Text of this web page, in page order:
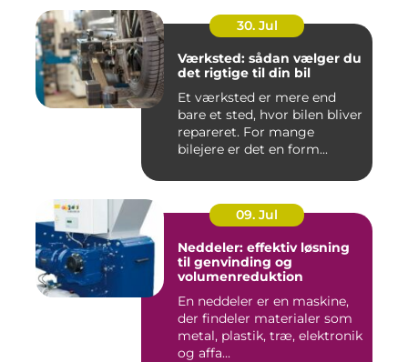
30. Jul
Værksted: sådan vælger du
det rigtige til din bil
Et værksted er mere end
bare et sted, hvor bilen bliver
repareret. For mange
bilejere er det en form...
09. Jul
Neddeler: effektiv løsning
til genvinding og
volumenreduktion
En neddeler er en maskine,
der findeler materialer som
metal, plastik, træ, elektronik
og affa...